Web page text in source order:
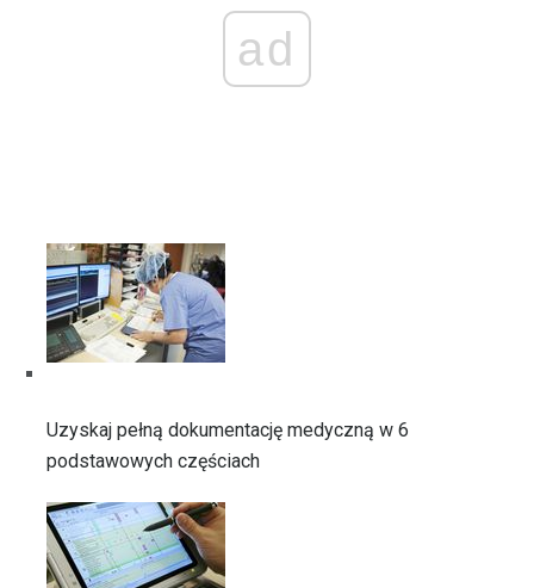
ad
Uzyskaj pełną dokumentację medyczną w 6
podstawowych częściach